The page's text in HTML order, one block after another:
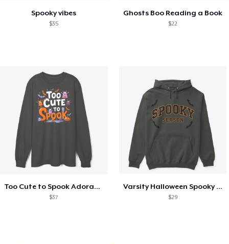
Spooky vibes
$35
Ghosts Boo Reading a Book
$22
Too Cute to Spook Adorable Halloween Tee
$37
Varsity Halloween Spooky Season Letter
$29